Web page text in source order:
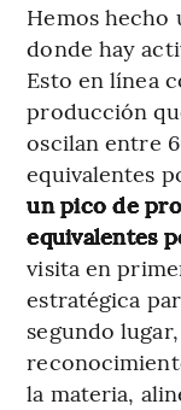
Hemos hecho
donde hay
Esto en línea
producción
oscilan entre
equivalentes
un pico de
equivalentes
visita en
estratégica
segundo
la materia,